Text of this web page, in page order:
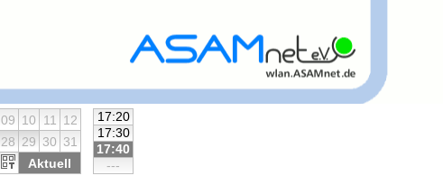
17:20
17:30
17:40
---
09 10 11
12
28 29 30 31
Aktuell